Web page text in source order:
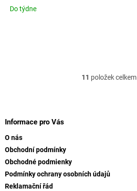
Do týdne
O
v
11 položek celkem
Informace pro Vás
O nás
Obchodní podmínky
Obchodné podmienky
Podmínky ochrany osobních údajů
Reklamační řád